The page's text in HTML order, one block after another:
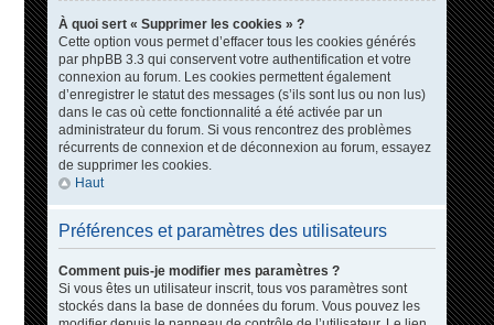
À quoi sert « Supprimer les cookies » ?
Cette option vous permet d’effacer tous les cookies générés
par phpBB 3.3 qui conservent votre authentification et votre
connexion au forum. Les cookies permettent également
d’enregistrer le statut des messages (s’ils sont lus ou non lus)
dans le cas où cette fonctionnalité a été activée par un
administrateur du forum. Si vous rencontrez des problèmes
récurrents de connexion et de déconnexion au forum, essayez
de supprimer les cookies.
Haut
Préférences et paramètres des utilisateurs
Comment puis-je modifier mes paramètres ?
Si vous êtes un utilisateur inscrit, tous vos paramètres sont
stockés dans la base de données du forum. Vous pouvez les